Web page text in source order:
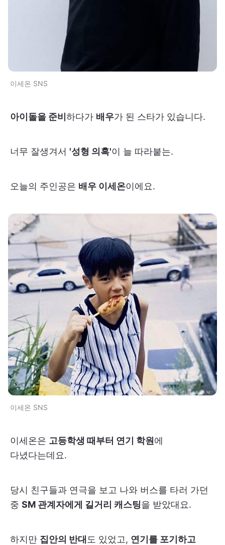
이세온 SNS
아이돌을 준비 하다가 배우가 된 스타가 있습니다.
너무 잘생겨서 '성형 의혹'이 늘 따라붙는.
오늘의 주인공은 배우 이세온이에요.
이세온 SNS
이세온은 고등학생 때부터 연기 학원에
다녔다는데요.
당시 친구들과 연극을 보고 나와 버스를 타러 가던
중 SM 관계자에게 길거리 캐스팅을 받았대요.
하지만 집안의 반대 도 있었고, 연기를 포기하고